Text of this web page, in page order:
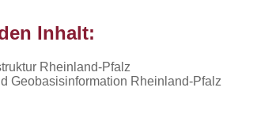
Inhalt:
Rheinland-Pfalz
Geobasisinformation Rheinland-Pfalz